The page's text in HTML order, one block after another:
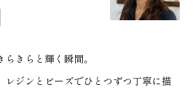
きらと輝く瞬間。
レジンとビーズでひとつずつ丁寧に描